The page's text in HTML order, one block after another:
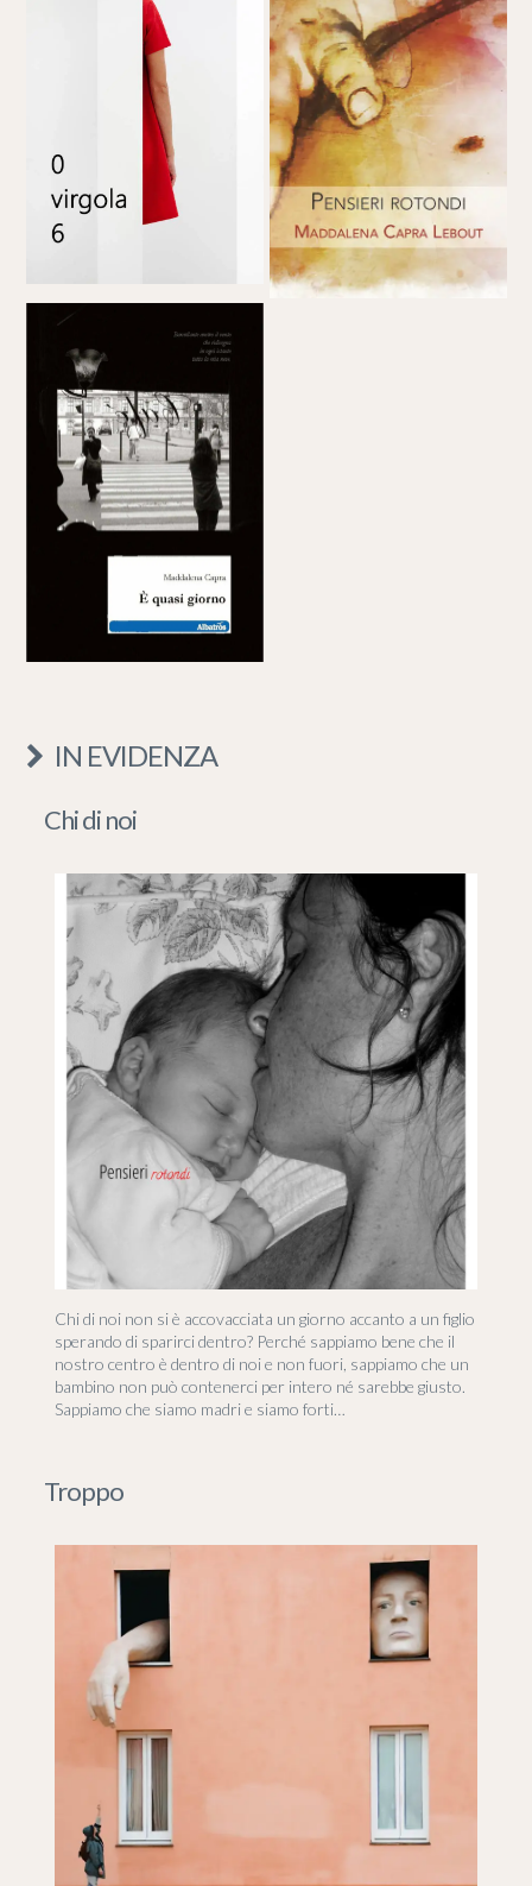
IN EVIDENZA
Chi di noi
Chi di noi non si è accovacciata un giorno accanto a un figlio
sperando di sparirci dentro? Perché sappiamo bene che il
nostro centro è dentro di noi e non fuori, sappiamo che un
bambino non può contenerci per intero né sarebbe giusto.
Sappiamo che siamo madri e siamo forti…
Troppo